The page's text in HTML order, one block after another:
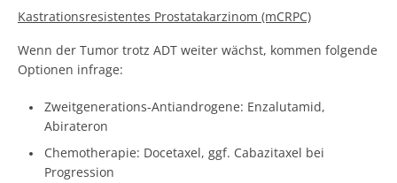
Kastrationsresistentes Prostatakarzinom (mCRPC)
Wenn der Tumor trotz ADT weiter wächst, kommen folgende
Optionen infrage:
Zweitgenerations-Antiandrogene: Enzalutamid,
Abirateron
Chemotherapie: Docetaxel, ggf. Cabazitaxel bei
Progression